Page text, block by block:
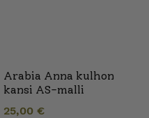
Arabia Anna kulhon
kansi AS-malli
25,00 €